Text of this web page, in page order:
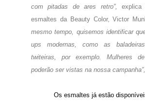
com pitadas de ares retro”,
esmaltes da Beauty Color, Victor
mesmo tempo, quisemos identificar
ups modernas, como as
twiteiras, por exemplo. Mulheres
poderão ser vistas na nossa campanha”,
Os esmaltes já estão